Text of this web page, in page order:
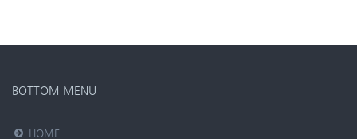
BOTTOM MENU
HOME